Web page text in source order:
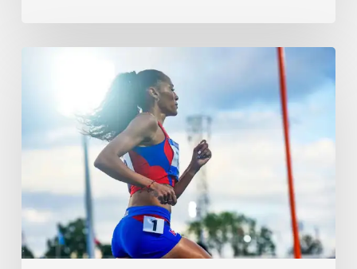
JCC,
Santo